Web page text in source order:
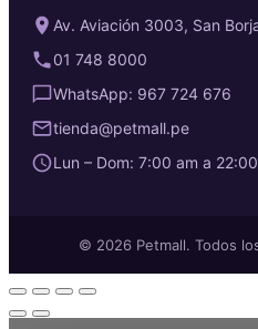
Av. Aviación 3003, San
01 748 8000
WhatsApp: 967 724 676
tienda@petmall.pe
Lun – Dom: 7:00 am a 22:00
© 2026 Petmall. Todos